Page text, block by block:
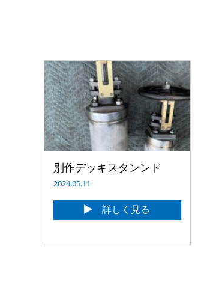
別作デッキスタンンド
2024.05.11
詳しく見る